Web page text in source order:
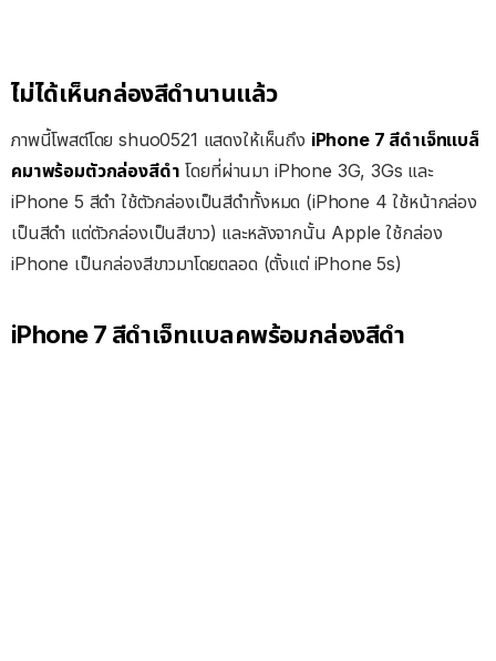
ไม่ได้เห็นกล่องสีดำนานแล้ว
ภาพนี้โพสต์โดย shuo0521 แสดงให้เห็นถึง iPhone 7 สีดำเจ็ทแบล็
คมาพร้อมตัวกล่องสีดำ โดยที่ผ่านมา iPhone 3G, 3Gs และ
iPhone 5 สีดำ ใช้ตัวกล่องเป็นสีดำทั้งหมด (iPhone 4 ใช้หน้ากล่อง
เป็นสีดำ แต่ตัวกล่องเป็นสีขาว) และหลังจากนั้น Apple ใช้กล่อง
iPhone เป็นกล่องสีขาวมาโดยตลอด (ตั้งแต่ iPhone 5s)
iPhone 7 สีดำเจ็ทแบลคพร้อมกล่องสีดำ